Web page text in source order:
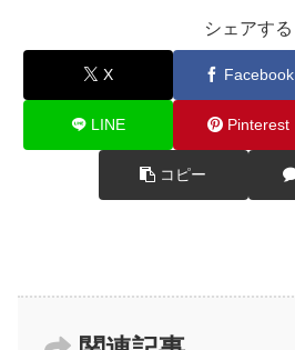
シェアする
X Facebook
LINE Pinterest
コピー